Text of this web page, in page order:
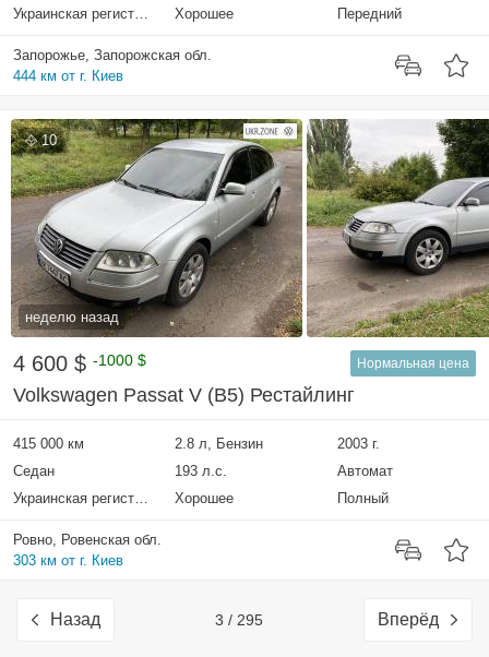
Украинская регистрация
Хорошее Передний
Запорожье, Запорожская обл.
444 км от г. Киев
10
неделю назад
4 600 $ -1000 $ Нормальная цена
Volkswagen Passat V (B5) Рестайлинг
415 000 км 2.8 л, Бензин
2003 г.
Седан
193 л.с.
Автомат
Украинская регистрация
Хорошее Полный
Ровно, Ровенская обл.
303 км от г. Киев
Назад 3 / 295 Вперёд